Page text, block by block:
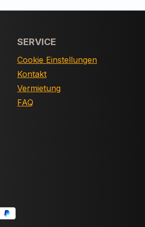
SERVICE
Cookie Einstellungen
Kontakt
Vermietung
FAQ